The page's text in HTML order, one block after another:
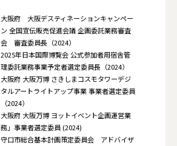
大阪府 大阪デスティネーションキャンペー
ン 全国宣伝販売促進会議 企画委託業務審査
会 審査委員長（2024）
2025年日本国際博覧会 公式参加者用宿舎管
理委託業務事業予定者選定委員長（2024）
大阪府 大阪万博 さきしまコスモタワーデジ
タルアートライトアップ事業 事業者選定委員
（2024）
大阪府 大阪万博 ヨットイベント企画運営業
務」事業者選定委員 (2024)
守口市総合基本計画策定委員会 アドバイザ